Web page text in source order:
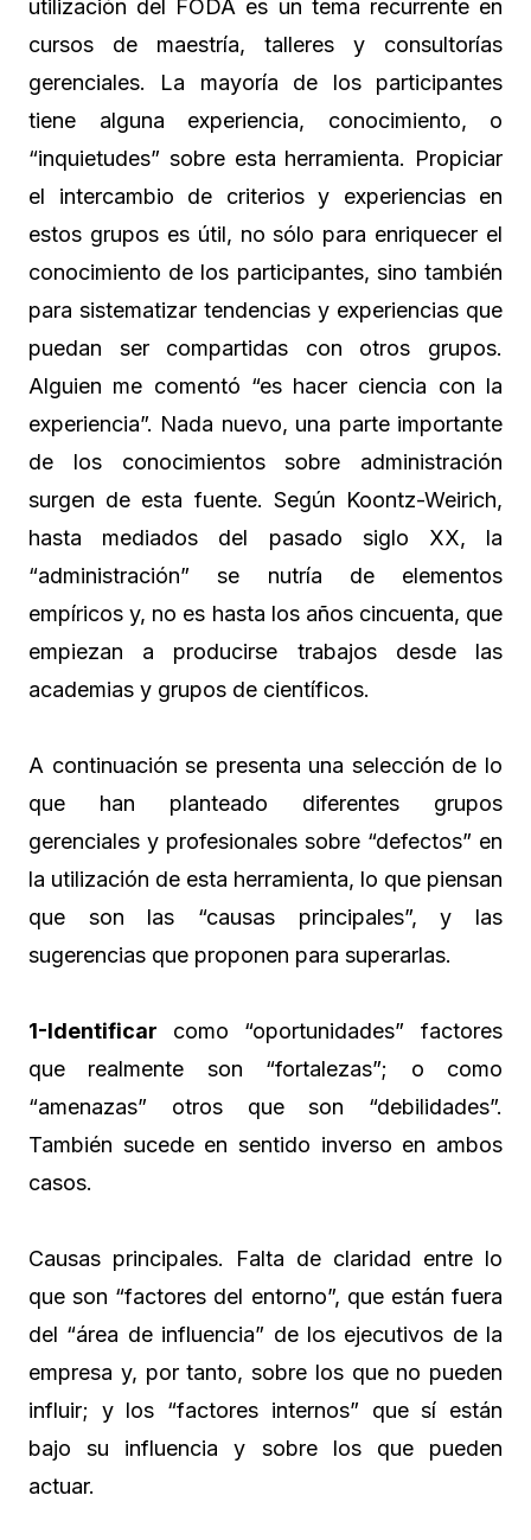
utilización del FODA es un tema recurrente en
cursos de maestría, talleres y consultorías
gerenciales. La mayoría de los participantes
tiene alguna experiencia, conocimiento, o
“inquietudes” sobre esta herramienta. Propiciar
el intercambio de criterios y experiencias en
estos grupos es útil, no sólo para enriquecer el
conocimiento de los participantes, sino también
para sistematizar tendencias y experiencias que
puedan ser compartidas con otros grupos.
Alguien me comentó “es hacer ciencia con la
experiencia”. Nada nuevo, una parte importante
de los conocimientos sobre administración
surgen de esta fuente. Según Koontz-Weirich,
hasta mediados del pasado siglo XX, la
“administración” se nutría de elementos
empíricos y, no es hasta los años cincuenta, que
empiezan a producirse trabajos desde las
academias y grupos de científicos.
A continuación se presenta una selección de lo
que han planteado diferentes grupos
gerenciales y profesionales sobre “defectos” en
la utilización de esta herramienta, lo que piensan
que son las “causas principales”, y las
sugerencias que proponen para superarlas.
1-Identificar como “oportunidades” factores
que realmente son “fortalezas”; o como
“amenazas” otros que son “debilidades”.
También sucede en sentido inverso en ambos
casos.
Causas principales. Falta de claridad entre lo
que son “factores del entorno”, que están fuera
del “área de influencia” de los ejecutivos de la
empresa y, por tanto, sobre los que no pueden
influir; y los “factores internos” que sí están
bajo su influencia y sobre los que pueden
actuar.